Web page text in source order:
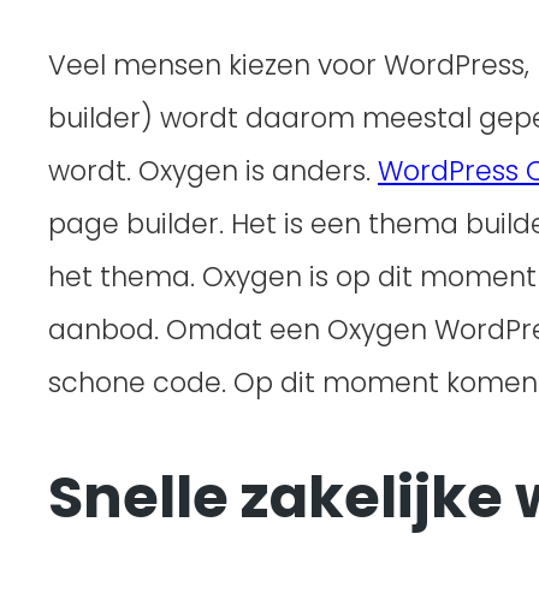
Veel mensen kiezen voor
builder) wordt daarom meestal
wordt. Oxygen is anders. WordPress
page builder. Het is een thema
het thema. Oxygen is op dit
aanbod. Omdat een Oxygen
schone code. Op dit moment
Snelle zakelijke